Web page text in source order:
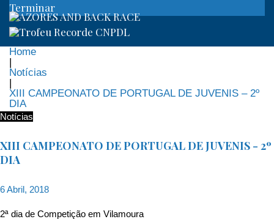
Terminar
Home
|
Notícias
|
XIII CAMPEONATO DE PORTUGAL DE JUVENIS – 2º
DIA
Notícias
XIII CAMPEONATO DE PORTUGAL DE JUVENIS - 2º
DIA
6 Abril, 2018
2ª dia de Competição em Vilamoura